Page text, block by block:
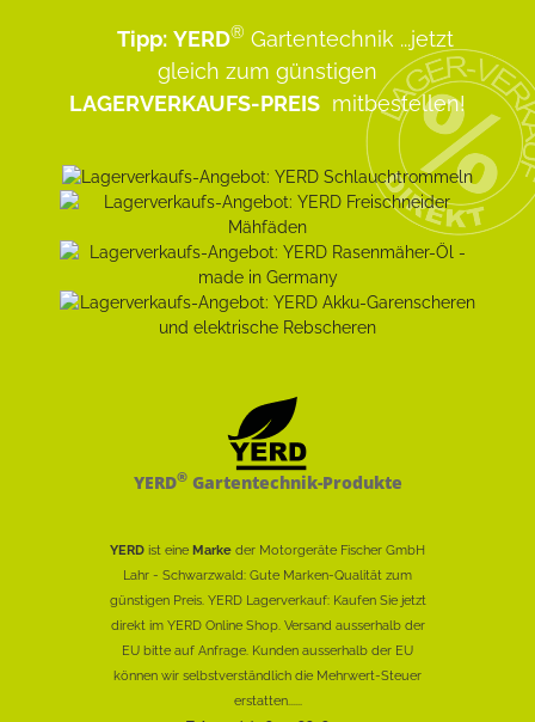
Tipp: YERD® Gartentechnik ...jetzt
gleich zum günstigen
LAGERVERKAUFS-PREIS mitbestellen!
YERD®Gartentechnik-Produkte
YERD ist eine Marke der Motorgeräte Fischer GmbH
Lahr - Schwarzwald: Gute Marken-Qualität zum
günstigen Preis. YERD Lagerverkauf: Kaufen Sie jetzt
direkt im YERD Online Shop. Versand ausserhalb der
EU bitte auf Anfrage. Kunden ausserhalb der EU
können wir selbstverständlich die Mehrwert-Steuer
erstatten......